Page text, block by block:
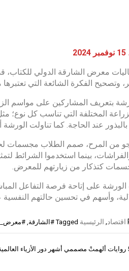
معرض الشارقة الدولي
وتصحيح الفكرة الشائعة التي
بتعريف المشاركين على مواسم
المختلفة التي تناسب كل نوع؛
عند الحاجة. كما تناولت
جو من المرح، صمم الطلاب مجسمات
بينما استخدموا الشرائط
كتذكار من زيارتهم للمعرض.
على إتاحة فرصة التفاعل
وأسهم في تحسين حالتهم
اقتصاد, الرئيسية Tagged #الشارقة,